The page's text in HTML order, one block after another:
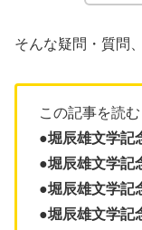
そんな疑問・質問
この記事を読む
●堀辰雄文学記
●堀辰雄文学記
●堀辰雄文学記
●堀辰雄文学記